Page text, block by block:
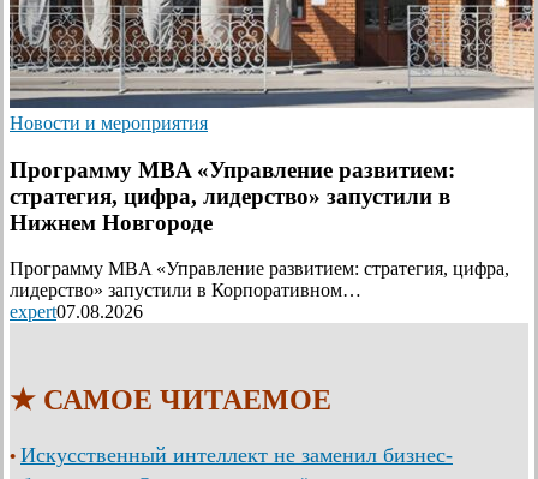
Новости и мероприятия
Программу MBA «Управление развитием:
стратегия, цифра, лидерство» запустили в
Нижнем Новгороде
Программу MBA «Управление развитием: стратегия, цифра,
лидерство» запустили в Корпоративном…
expert07.08.2026
★ САМОЕ ЧИТАЕМОЕ
• Искусственный интеллект не заменил бизнес-